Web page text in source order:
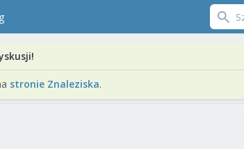
stronie Znaleziska.